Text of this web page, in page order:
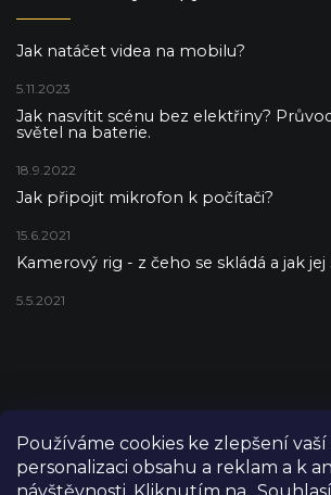
Používáme cookies ke zlepšení
personalizaci obsahu a reklam a k
Jak natáčet videa na mobilu?
5.11.2023
Jak nasvítit scénu bez elektřiny?
světel na baterie.
18.9.2022
Jak připojit mikrofon k počítači?
15.6.2021
Kamerový rig - z čeho se skládá a jak jej
5.5.2021